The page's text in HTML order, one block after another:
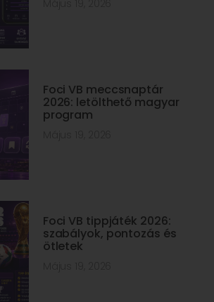
Foci VB meccsnaptár
2026: letölthető magyar
program
Foci VB tippjáték 2026:
szabályok, pontozás és
ötletek